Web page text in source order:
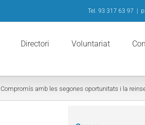
Tel. 93 317 63 97
Directori Voluntariat
Compromís amb les segones oportunitats i la